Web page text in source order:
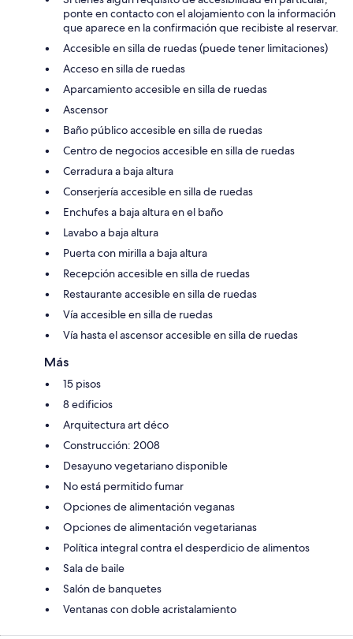
ponte en contacto con el alojamiento con la información
que aparece en la confirmación que recibiste al reservar.
Accesible en silla de ruedas (puede tener limitaciones)
Acceso en silla de ruedas
Aparcamiento accesible en silla de ruedas
Ascensor
Baño público accesible en silla de ruedas
Centro de negocios accesible en silla de ruedas
Cerradura a baja altura
Conserjería accesible en silla de ruedas
Enchufes a baja altura en el baño
Lavabo a baja altura
Puerta con mirilla a baja altura
Recepción accesible en silla de ruedas
Restaurante accesible en silla de ruedas
Vía accesible en silla de ruedas
Vía hasta el ascensor accesible en silla de ruedas
Más
15 pisos
8 edificios
Arquitectura art déco
Construcción: 2008
Desayuno vegetariano disponible
No está permitido fumar
Opciones de alimentación veganas
Opciones de alimentación vegetarianas
Política integral contra el desperdicio de alimentos
Sala de baile
Salón de banquetes
Ventanas con doble acristalamiento